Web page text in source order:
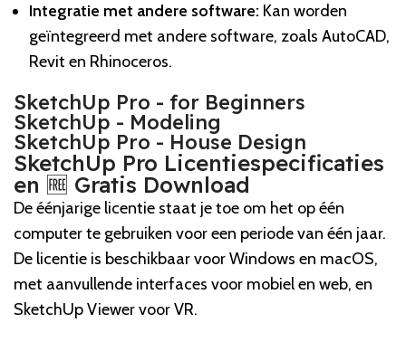
Integratie met andere software: Kan worden
geïntegreerd met andere software, zoals AutoCAD,
Revit en Rhinoceros.
SketchUp Pro - for Beginners
SketchUp - Modeling
SketchUp Pro - House Design
SketchUp Pro Licentiespecificaties
en 🆓 Gratis Download
De éénjarige licentie staat je toe om het op één
computer te gebruiken voor een periode van één jaar.
De licentie is beschikbaar voor Windows en macOS,
met aanvullende interfaces voor mobiel en web, en
SketchUp Viewer voor VR.